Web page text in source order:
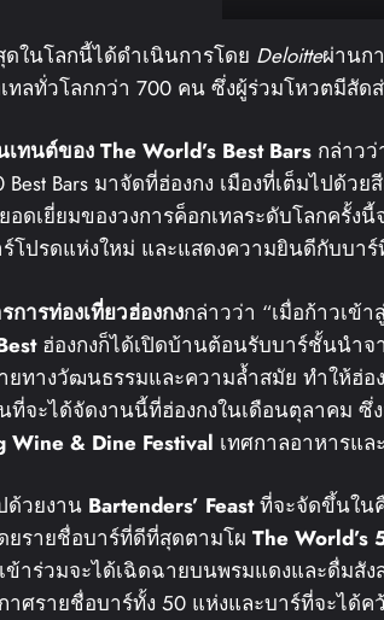
ในโลกนี้ได้ดำเนินการโดย Deloitteผ่านก
ลทั่วโลกกว่า 700 คน ซึ่งผู้ร่วมโหวตมีสัด
เทนต์ของ The World’s Best Bars กล่าวว่
Best Bars มาจัดที่ฮ่องกง เมืองที่เต็มไปด้
ดเยี่ยมของวงการค็อกเทลระดับโลกครั้ง
โปรดแห่งใหม่ และแสดงความยินดีกับบา
ารท่องเที่ยวฮ่องกงกล่าวว่า “เมื่อก้าวเข้
ฮ่องกงก็ได้เปิดบ้านต้อนรับบาร์ชั้นนำจ
ยทางวัฒนธรรมและความล้ำสมัย ทำให้ฮ่อ
ที่จะได้จัดงานนี้ที่ฮ่องกงในเดือนตุลาคม ซึ่
Wine & Dine Festival เทศกาลอาหารแ
ด้วยงาน Bartenders’ Feastที่จะจัดขึ้นใน
ยรายชื่อบาร์ที่ดีที่สุดตามโผ The World’s
าร่วมจะได้เฉิดฉายบนพรมแดงและดื่มสั
าศรายชื่อบาร์ทั้ง 50 แห่งและบาร์ที่จะได้